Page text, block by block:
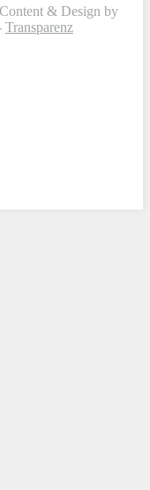
& Design by
Transparenz